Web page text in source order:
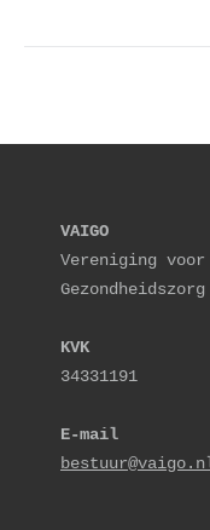
VAIGO
Vereniging
KVK
34331191
E-mail